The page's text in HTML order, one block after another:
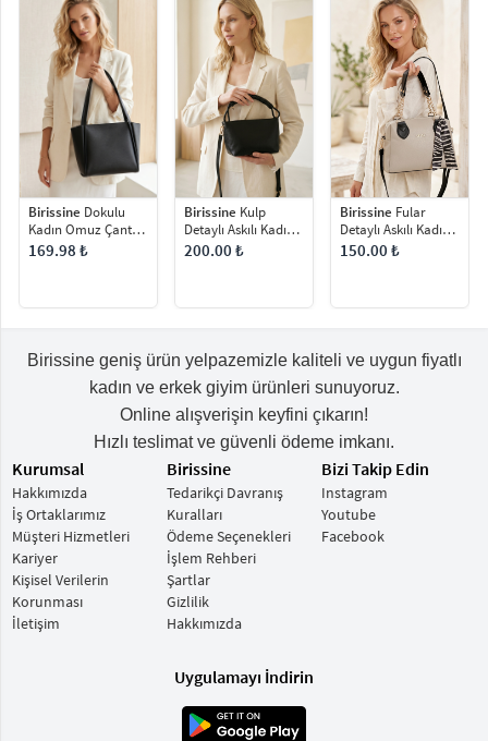
Birissine Dokulu
Kadın Omuz Çantası
Shopper Çanta
169.98 ₺
Birissine Kulp
Detaylı Askılı Kadın
Omuz Çantası
200.00 ₺
Birissine Fular
Detaylı Askılı Kadın
Omuz Çantası
150.00 ₺
Birissine geniş ürün yelpazemizle kaliteli ve uygun fiyatlı
kadın ve erkek giyim ürünleri sunuyoruz.
Online alışverişin keyfini çıkarın!
Hızlı teslimat ve güvenli ödeme imkanı.
Kurumsal
Hakkımızda
İş Ortaklarımız
Müşteri Hizmetleri
Kariyer
Kişisel Verilerin
Korunması
İletişim
Birissine
Tedarikçi Davranış
Kuralları
Ödeme Seçenekleri
İşlem Rehberi
Şartlar
Gizlilik
Hakkımızda
Bizi Takip Edin
Instagram
Youtube
Facebook
Uygulamayı İndirin